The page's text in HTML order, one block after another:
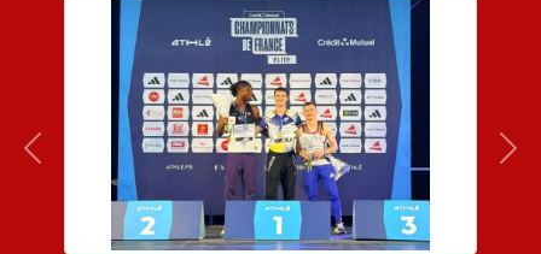
Précedent